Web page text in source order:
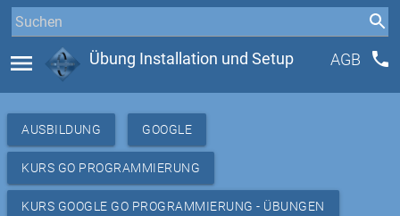
menu Übung Installation und Setup AGB phone
AUSBILDUNG GOOGLE
KURS GO PROGRAMMIERUNG
KURS GOOGLE GO PROGRAMMIERUNG - ÜBUNGEN